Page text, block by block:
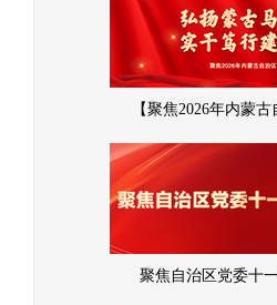
【聚焦2026年内蒙古
聚焦自治区党委十